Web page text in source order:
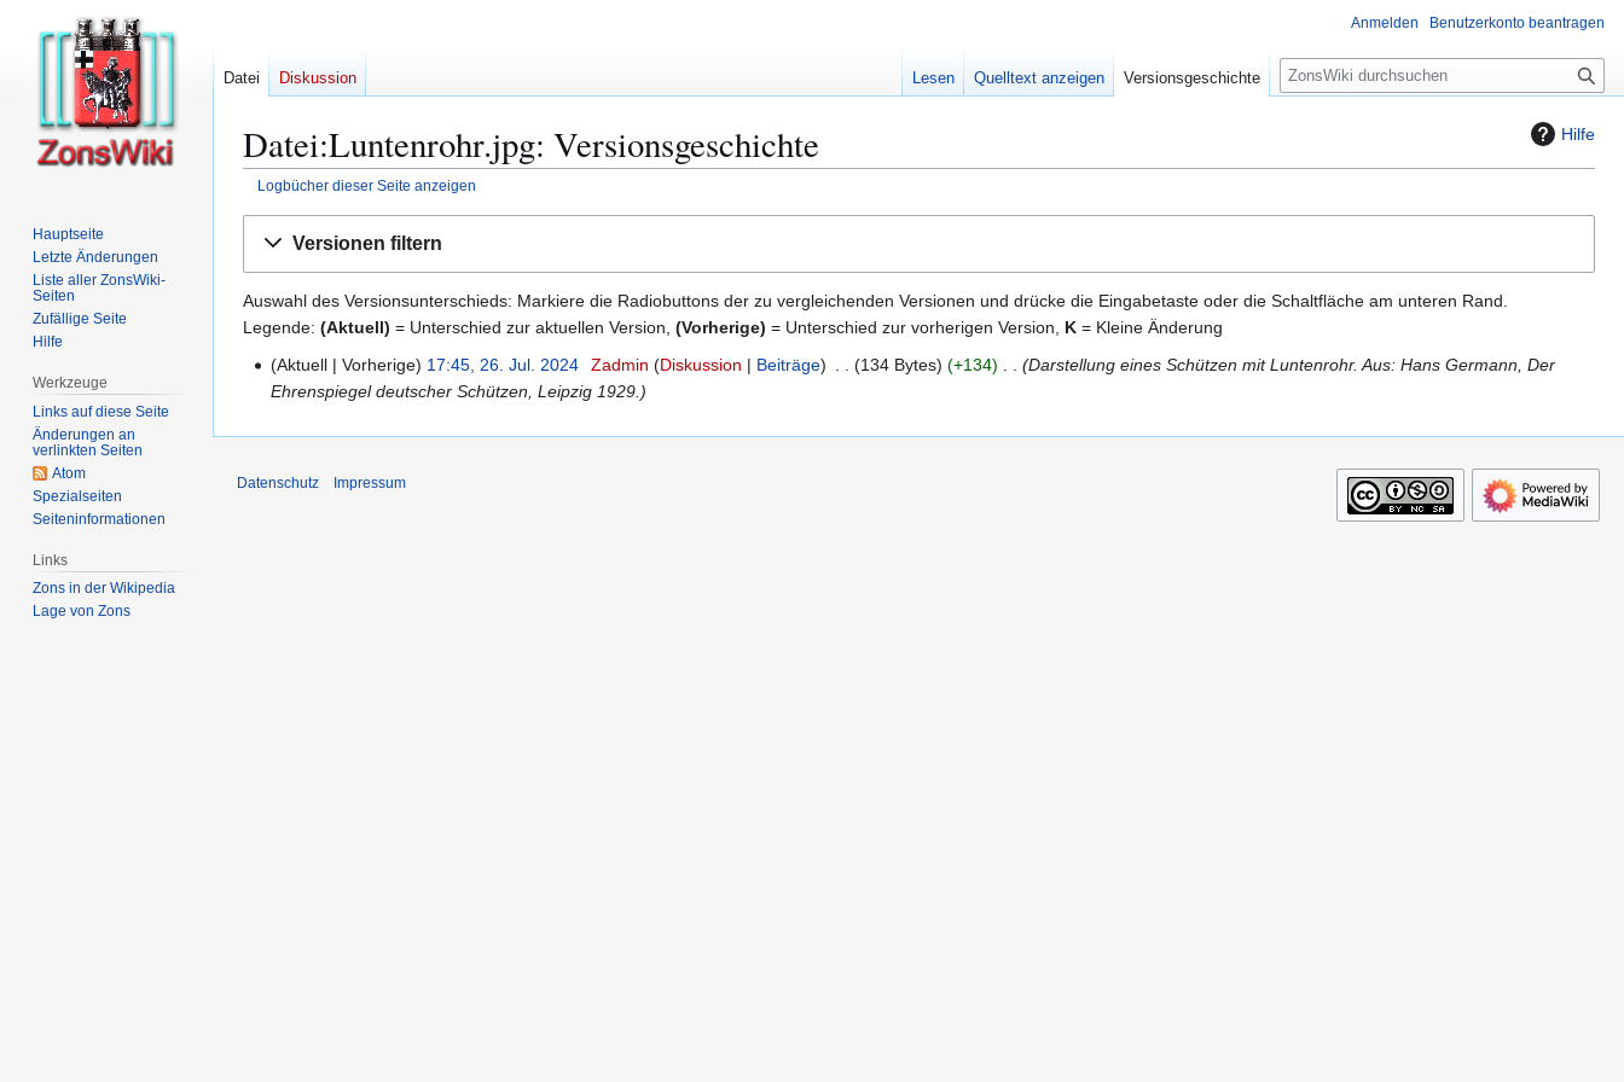
Hilfe
Datei:Luntenrohr.jpg: Versionsgeschichte
Logbücher dieser Seite anzeigen
Navigation
Suche
Versionen filtern
Auswahl des Versionsunterschieds: Markiere die Radiobuttons der zu vergleichenden Versionen und drücke die Eingabetaste oder die Schaltfläche am unteren Rand.
Legende: (Aktuell) = Unterschied zur aktuellen Version, (Vorherige) = Unterschied zur vorherigen Version, K = Kleine Änderung
u
Aktuell Vorherige 17:45, 26. Jul. 2024 Zadmin Diskussion Beiträge 134 Bytes +134
Darstellung eines Schützen mit Luntenrohr. Aus: Hans Germann, Der
Ehrenspiegel deutscher Schützen, Leipzig 1929.
Anmelden Benutzerkonto beantragen
Datei Diskussion Lesen Quelltext anzeigen Versionsgeschichte
S
u
e
Hauptseite
Letzte Änderungen
Liste aller ZonsWiki-
Seiten
Zufällige Seite
Hilfe
Werkzeuge
Links auf diese Seite
Änderungen an
verlinkten Seiten
Atom
Spezialseiten
Seiten­­informationen
Links
Zons in der Wikipedia
Lage von Zons
Datenschutz Impressum